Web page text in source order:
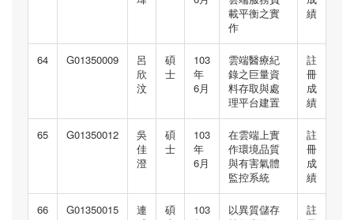
載平衡之實
作
績
64 G01350009
呂
欣
汶
碩
士
103
年
6月
雲端醫療紀
錄之巨量資
料存取與處
理平台建置
註
冊
成
績
65 G01350012
吳
佳
澄
碩
士
103
年
6月
在雲端上實
作環境品質
與有害氣體
監控系統
註
冊
成
績
66 G01350015
連
碩
103
以異質儲存
註